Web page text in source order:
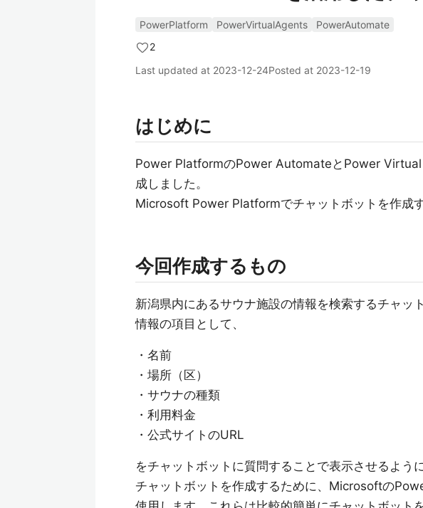
PowerPlatform PowerVirtualAgents
PowerAutomate
2
Last updated at 2023-12-24Posted at 2023-12-19
はじめに
Power PlatformのPower AutomateとPower
成しました。
Microsoft Power Platformでチャットボットを作成
今回作成するもの
新潟県内にあるサウナ施設の情報を検索するチャッ
情報の項目として、
・名前
・場所（区）
・サウナの種類
・利用料金
・公式サイトのURL
をチャットボットに質問することで表示させるよう
チャットボットを作成するために、Microsoftの